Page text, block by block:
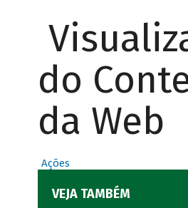
do
da Web
Ações
VEJA TAMBÉM